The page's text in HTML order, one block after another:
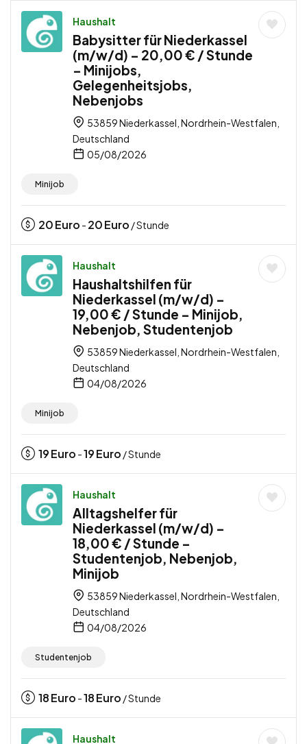
Haushalt
Babysitter für Niederkassel
(m/w/d) – 20,00 € / Stunde
– Minijobs,
Gelegenheitsjobs,
Nebenjobs
53859 Niederkassel, Nordrhein-Westfalen,
Deutschland
05/08/2026
Minijob
20Euro - 20Euro / Stunde
Haushalt
Haushaltshilfen für
Niederkassel (m/w/d) –
19,00 € / Stunde – Minijob,
Nebenjob, Studentenjob
53859 Niederkassel, Nordrhein-Westfalen,
Deutschland
04/08/2026
Minijob
19Euro -19Euro / Stunde
Haushalt
Alltagshelfer für
Niederkassel (m/w/d) –
18,00 € / Stunde –
Studentenjob, Nebenjob,
Minijob
53859 Niederkassel, Nordrhein-Westfalen,
Deutschland
04/08/2026
Studentenjob
18Euro -18Euro / Stunde
Haushalt